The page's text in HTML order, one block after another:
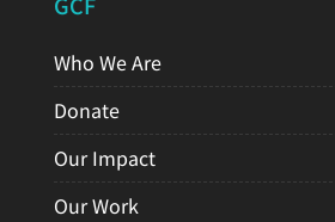
Who We Are
Donate
Our Impact
Our Work